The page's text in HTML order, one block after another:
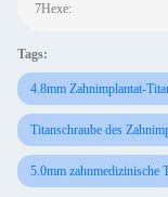
7Hexe:
Tags:
4.8mm Zahnimplantat-
Titanschraube des
5.0mm zahnmedizinische